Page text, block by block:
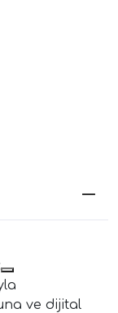
ve dijital